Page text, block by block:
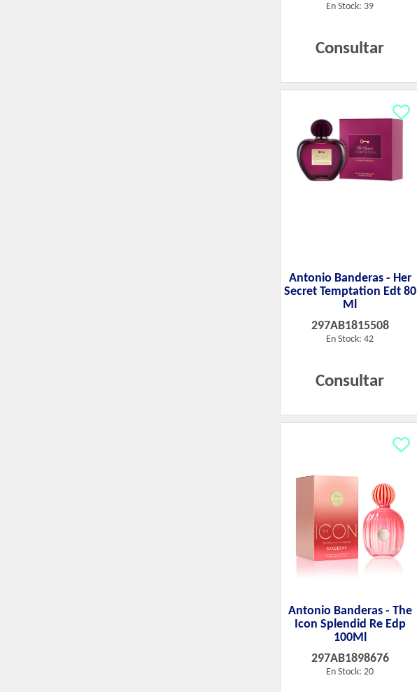
En Stock: 39
Consultar
Antonio Banderas - Her
Secret Temptation Edt 80
Ml
297AB1815508
En Stock: 42
Consultar
Antonio Banderas - The
Icon Splendid Re Edp
100Ml
297AB1898676
En Stock: 20